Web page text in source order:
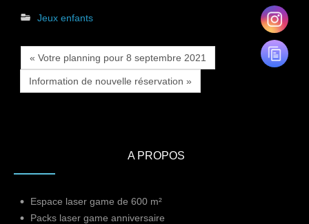
Jeux enfants
« Votre planning pour 8 septembre 2021
Information de nouvelle réservation »
A PROPOS
Espace laser game de 600 m²
Packs laser game anniversaire